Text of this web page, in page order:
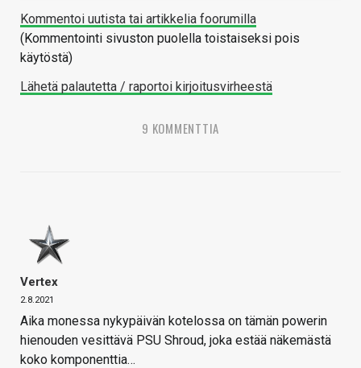
Kommentoi uutista tai artikkelia foorumilla
(Kommentointi sivuston puolella toistaiseksi pois
käytöstä)
Lähetä palautetta / raportoi kirjoitusvirheestä
9 KOMMENTTIA
Vertex
2.8.2021
Aika monessa nykypäivän kotelossa on tämän powerin
hienouden vesittävä PSU Shroud, joka estää näkemästä
koko komponenttia…